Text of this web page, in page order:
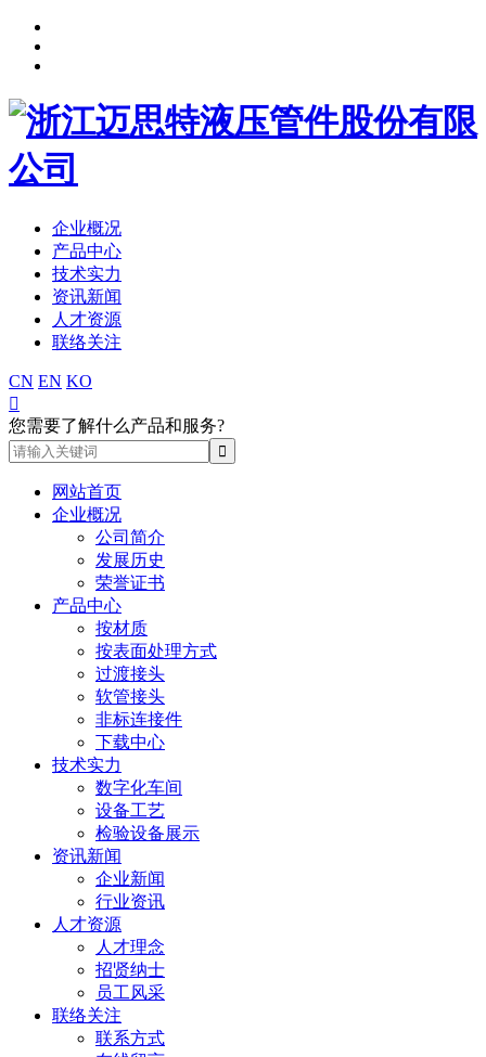
企业概况
产品中心
技术实力
资讯新闻
人才资源
联络关注
CN EN KO

您需要了解什么产品和服务?
网站首页
企业概况
公司简介
发展历史
荣誉证书
产品中心
按材质
按表面处理方式
过渡接头
软管接头
非标连接件
下载中心
技术实力
数字化车间
设备工艺
检验设备展示
资讯新闻
企业新闻
行业资讯
人才资源
人才理念
招贤纳士
员工风采
联络关注
联系方式